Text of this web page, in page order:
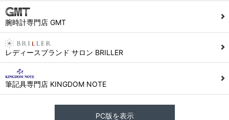
腕時計専門店 GMT
レディースブランド サロン BRILLER
筆記具専門店 KINGDOM NOTE
PC版を表示